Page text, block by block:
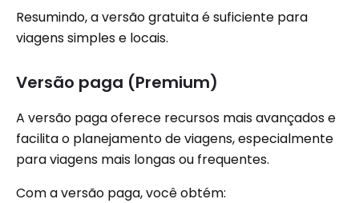
Resumindo, a versão gratuita é suficiente para
viagens simples e locais.
Versão paga (Premium)
A versão paga oferece recursos mais avançados e
facilita o planejamento de viagens, especialmente
para viagens mais longas ou frequentes.
Com a versão paga, você obtém: